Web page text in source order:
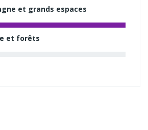
et grands espaces
et forêts